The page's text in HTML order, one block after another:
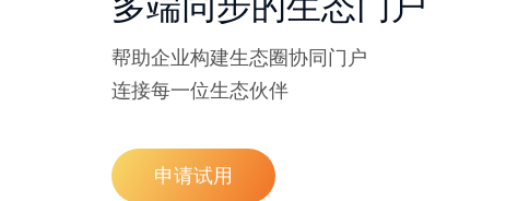
帮助企业构建生态圈协同门户
连接每一位生态伙伴
申请试用